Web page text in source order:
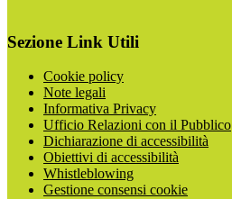
Sezione Link Utili
Cookie policy
Note legali
Informativa Privacy
Ufficio Relazioni con il Pubblico
Dichiarazione di accessibilità
Obiettivi di accessibilità
Whistleblowing
Gestione consensi cookie